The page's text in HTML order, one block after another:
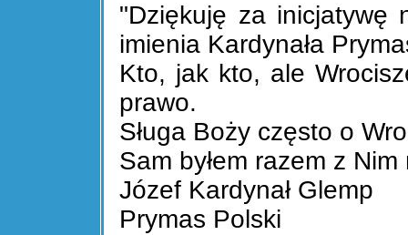
"Dziękuję za inicjatywę
imienia Kardynała
Kto, jak kto, ale
prawo.
Sługa Boży często o
Sam byłem razem z
Józef Kardynał Glemp
Prymas Polski